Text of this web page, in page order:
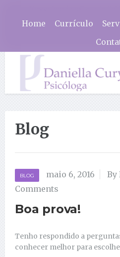
Home Currículo
Blog
BLOG maio 6, 2016 By
Comments
Boa prova!
Tenho respondido a
conhecer melhor para